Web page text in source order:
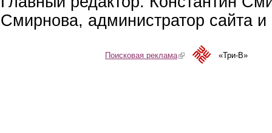
Смирнова, администратор сайта
Поисковая реклама(link is external)«Три-В»